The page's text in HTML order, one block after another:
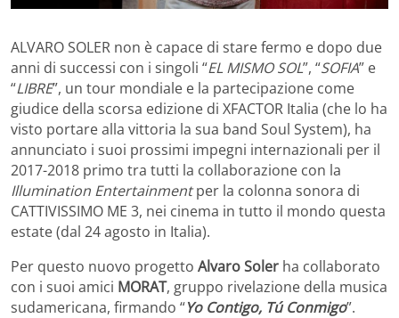
ALVARO SOLER non è capace di stare fermo e dopo due
anni di successi con i singoli “EL MISMO SOL”, “SOFIA” e
“LIBRE”, un tour mondiale e la partecipazione come
giudice della scorsa edizione di XFACTOR Italia (che lo ha
visto portare alla vittoria la sua band Soul System), ha
annunciato i suoi prossimi impegni internazionali per il
2017-2018 primo tra tutti la collaborazione con la
Illumination Entertainmentper la colonna sonora di
CATTIVISSIMO ME 3, nei cinema in tutto il mondo questa
estate (dal 24 agosto in Italia).
Per questo nuovo progetto Alvaro Soler ha collaborato
con i suoi amici MORAT, gruppo rivelazione della musica
sudamericana, firmando “Yo Contigo, Tú Conmigo”.